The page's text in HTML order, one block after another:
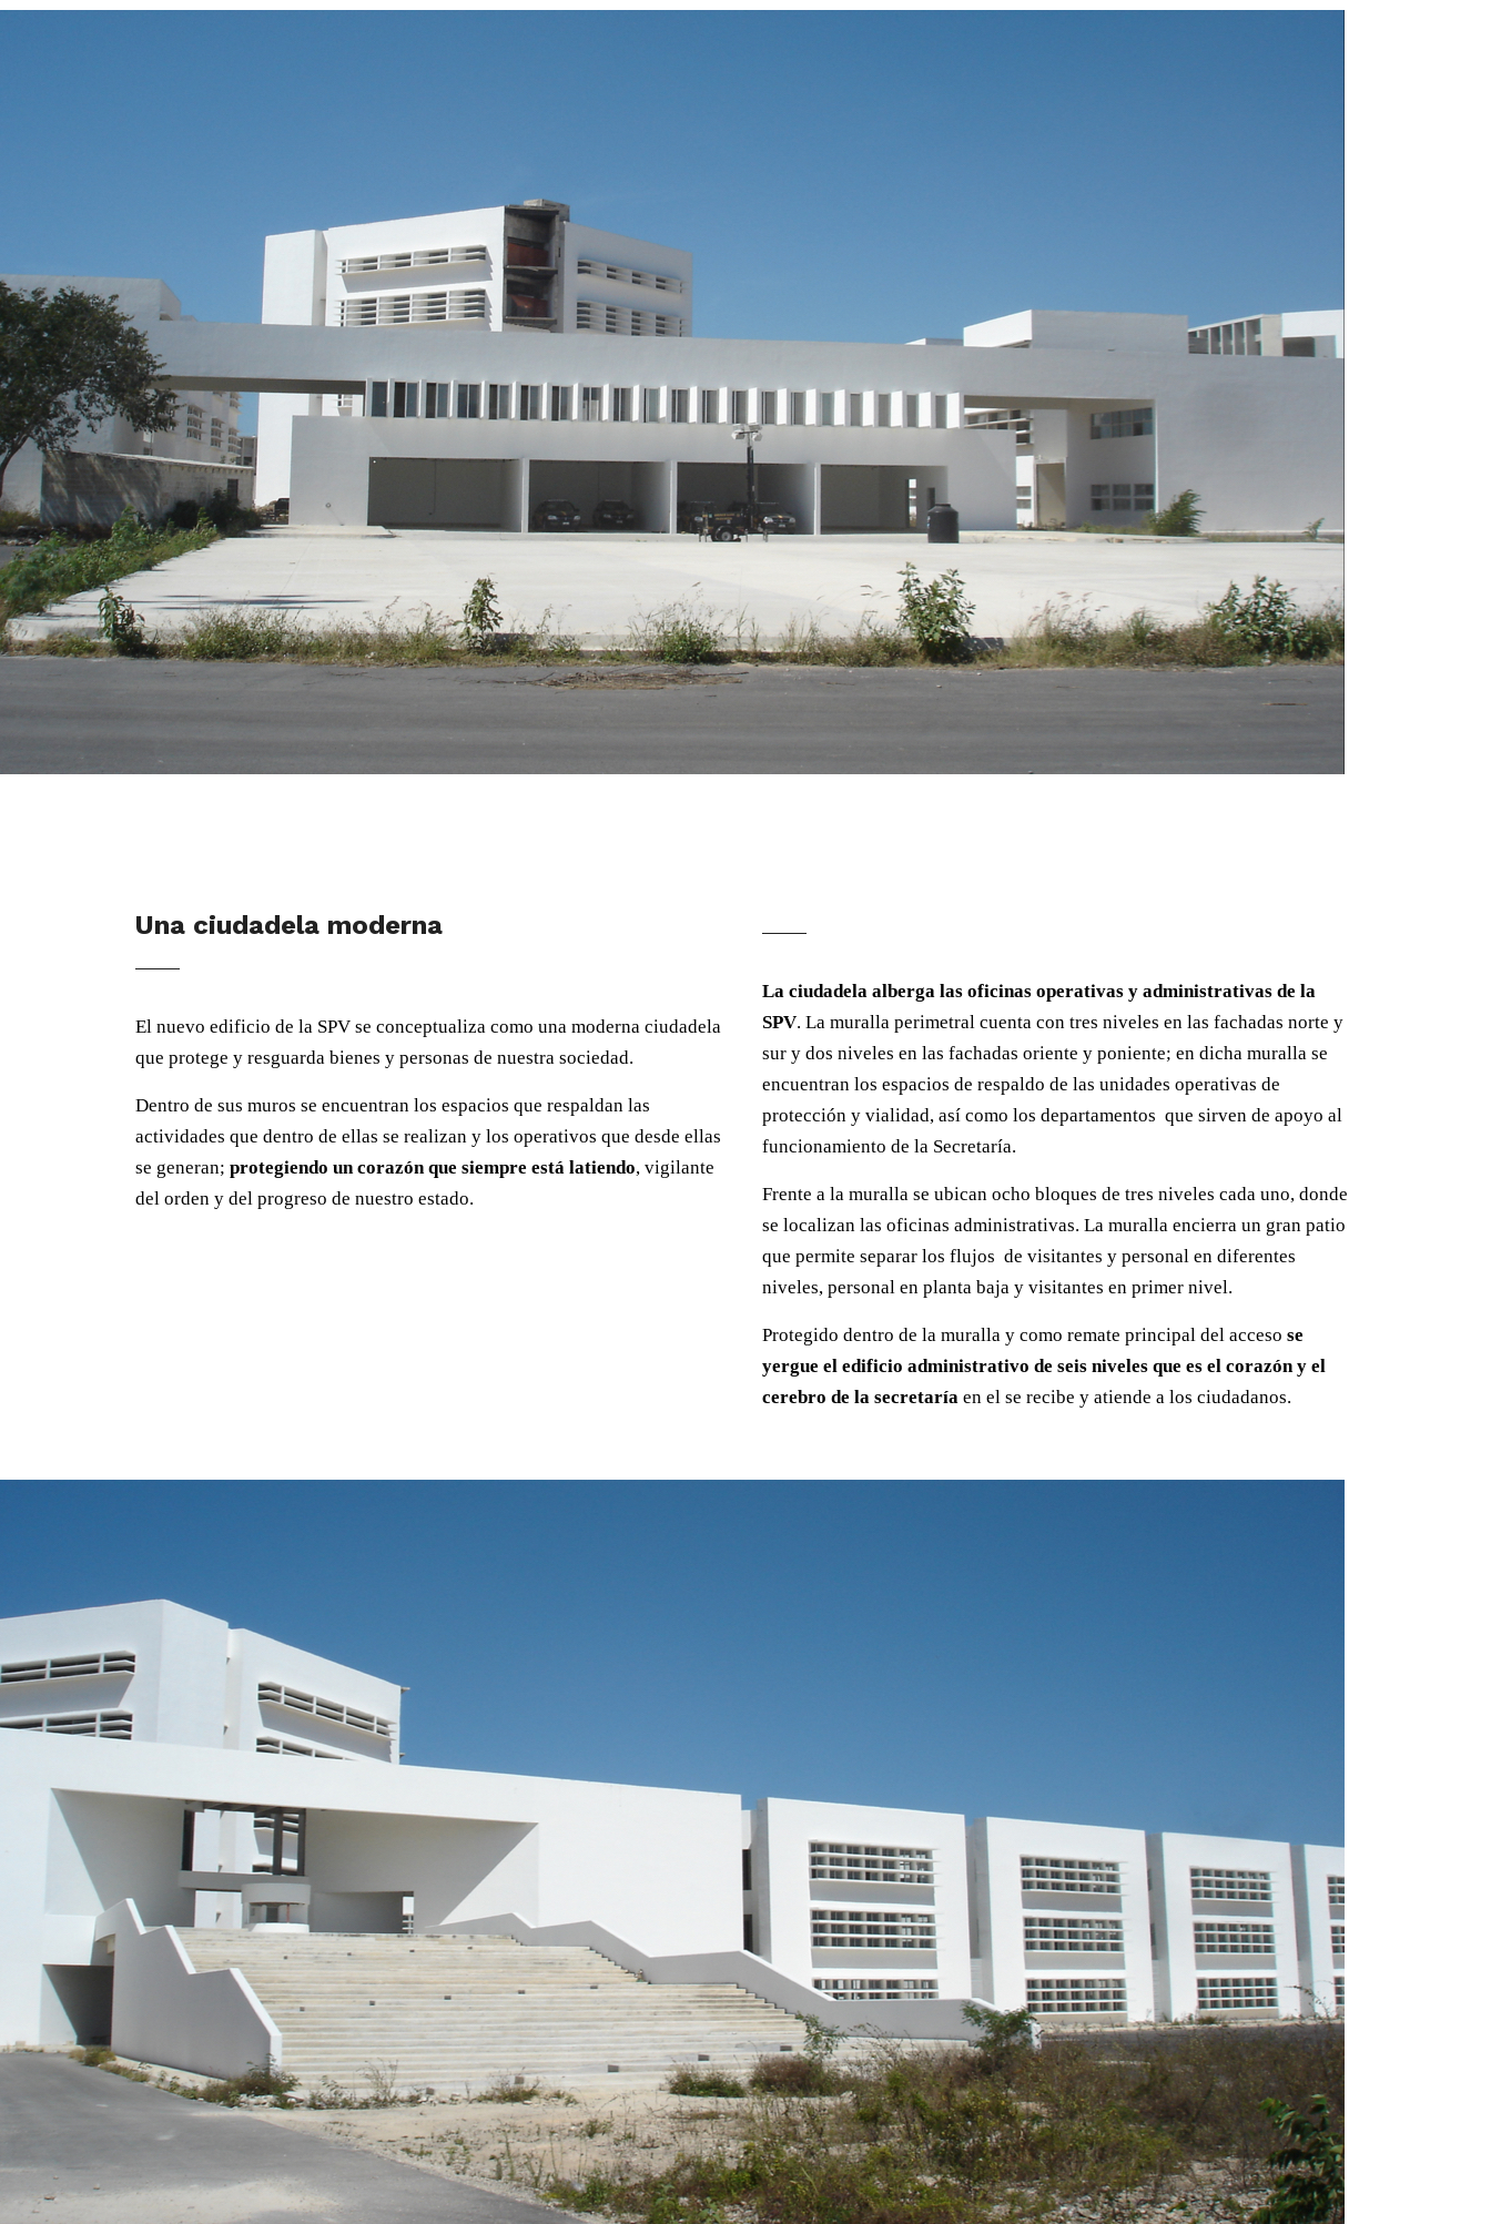
Una ciudadela moderna
El nuevo edificio de la SPV se conceptualiza como una moderna ciudadela
que protege y resguarda bienes y personas de nuestra sociedad.
Dentro de sus muros se encuentran los espacios que respaldan las
actividades que dentro de ellas se realizan y los operativos que desde ellas
se generan; protegiendo un corazón que siempre está latiendo, vigilante
del orden y del progreso de nuestro estado.
La ciudadela alberga las oficinas operativas y administrativas de la
SPV. La muralla perimetral cuenta con tres niveles en las fachadas norte y
sur y dos niveles en las fachadas oriente y poniente; en dicha muralla se
encuentran los espacios de respaldo de las unidades operativas de
protección y vialidad, así como los departamentos que sirven de apoyo al
funcionamiento de la Secretaría.
Frente a la muralla se ubican ocho bloques de tres niveles cada uno, donde
se localizan las oficinas administrativas. La muralla encierra un gran patio
que permite separar los flujos de visitantes y personal en diferentes
niveles, personal en planta baja y visitantes en primer nivel.
Protegido dentro de la muralla y como remate principal del acceso se
yergue el edificio administrativo de seis niveles que es el corazón y el
cerebro de la secretaría en el se recibe y atiende a los ciudadanos.